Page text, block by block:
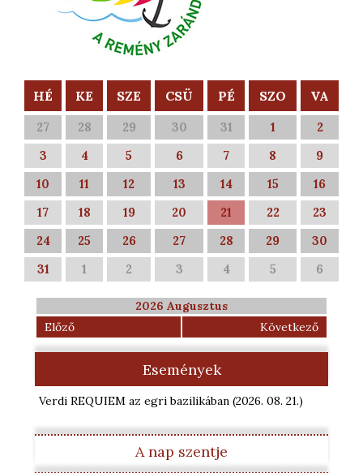
HÉ KE SZE CSÜ PÉ SZO VA
27 28 29 30 31 1
2
3
4 5 6 7 8
9
10
11 12 13 14 15
16
17
18 19 20 21 22
23
24
25 26 27 28 29
30
31
1 2 3 4 5 6
2026 Augusztus
Előző
Következő
Események
Verdi REQUIEM az egri bazilikában (2026. 08. 21.)
A nap szentje